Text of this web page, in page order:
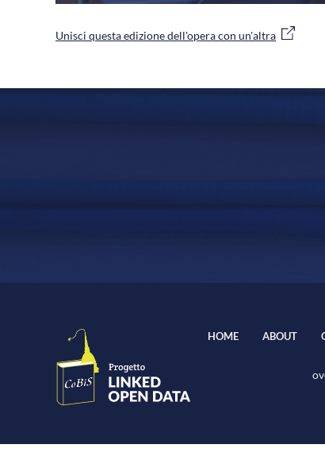
Unisci questa edizione dell'opera con un'altra
HOME ABOUT